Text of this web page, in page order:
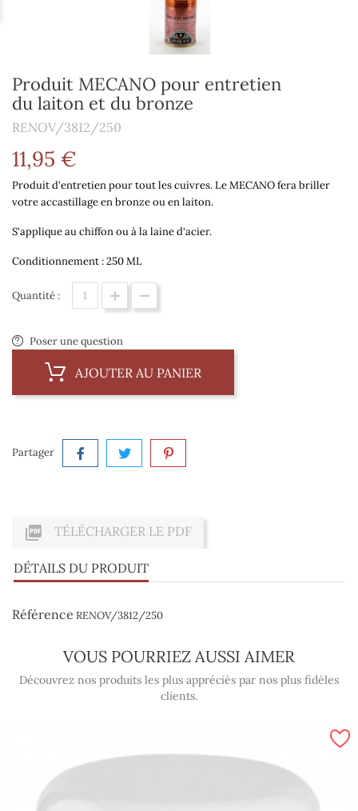
Produit MECANO pour entretien
du laiton et du bronze
RENOV/3812/250
11,95 €
Produit d'entretien pour tout les cuivres. Le MECANO fera briller
votre accastillage en bronze ou en laiton.
S'applique au chiffon ou à la laine d'acier.
Conditionnement : 250 ML
Quantité :
Poser une question
AJOUTER AU PANIER
Partager
 TÉLÉCHARGER LE PDF
DÉTAILS DU PRODUIT
Référence RENOV/3812/250
VOUS POURRIEZ AUSSI AIMER
Découvrez nos produits les plus appréciés par nos plus fidèles
clients.